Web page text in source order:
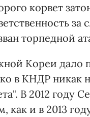
корвет
за
торпедной
Кореи дало
в КНДР никак
В 2012 году
и в 2013